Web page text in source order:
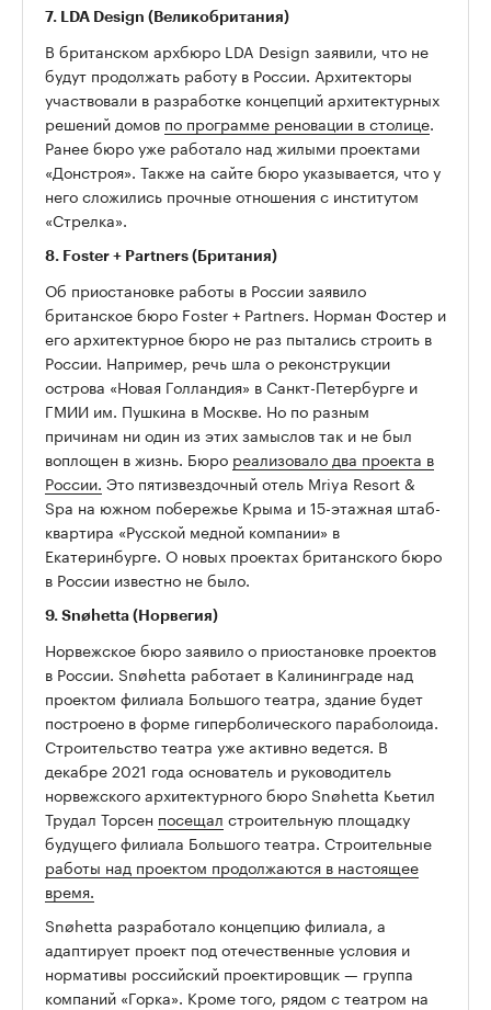
7. LDA Design (Великобритания)
В британском архбюро LDA Design заявили, что не
будут продолжать работу в России. Архитекторы
участвовали в разработке концепций архитектурных
решений домов по программе реновации в столице.
Ранее бюро уже работало над жилыми проектами
«Донстроя». Также на сайте бюро указывается, что у
него сложились прочные отношения с институтом
«Стрелка».
8. Foster + Partners (Британия)
Об приостановке работы в России заявило
британское бюро Foster + Partners. Норман Фостер и
его архитектурное бюро не раз пытались строить в
России. Например, речь шла о реконструкции
острова «Новая Голландия» в Санкт-Петербурге и
ГМИИ им. Пушкина в Москве. Но по разным
причинам ни один из этих замыслов так и не был
воплощен в жизнь. Бюро реализовало два проекта в
России. Это пятизвездочный отель Mriya Resort &
Spa на южном побережье Крыма и 15-этажная штаб-
квартира «Русской медной компании» в
Екатеринбурге. О новых проектах британского бюро
в России известно не было.
9. Snøhetta (Норвегия)
Норвежское бюро заявило о приостановке проектов
в России. Snøhetta работает в Калининграде над
проектом филиала Большого театра, здание будет
построено в форме гиперболического параболоида.
Строительство театра уже активно ведется. В
декабре 2021 года основатель и руководитель
норвежского архитектурного бюро Snøhetta Кьетил
Трудал Торсен посещал строительную площадку
будущего филиала Большого театра. Строительные
работы над проектом продолжаются в настоящее
время.
Snøhetta разработало концепцию филиала, а
адаптирует проект под отечественные условия и
нормативы российский проектировщик — группа
компаний «Горка». Кроме того, рядом с театром на